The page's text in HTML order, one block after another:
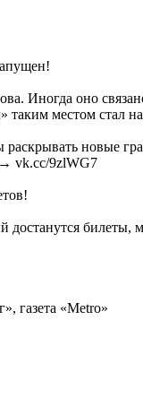
Иногда оно
таким местом стал
новые
→ vk.cc/9zlWG7
газета «Metro»